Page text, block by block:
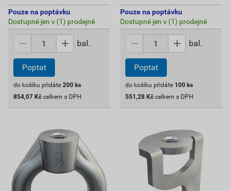
Pouze na poptávku
Dostupné jen v (1) prodejně
bal.
Poptat
do košíku přidáte 200 ks
854,07 Kč celkem s DPH
Pouze na poptávku
Dostupné jen v (1) prodejně
bal.
Poptat
do košíku přidáte 100 ks
551,28 Kč celkem s DPH